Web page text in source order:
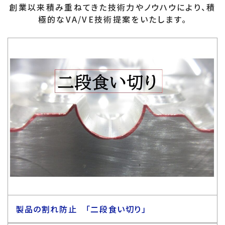
創業以来積み重ねてきた技術力やノウハウにより、積
極的なVA/VE技術提案をいたします。
製品の割れ防止 「二段食い切り」